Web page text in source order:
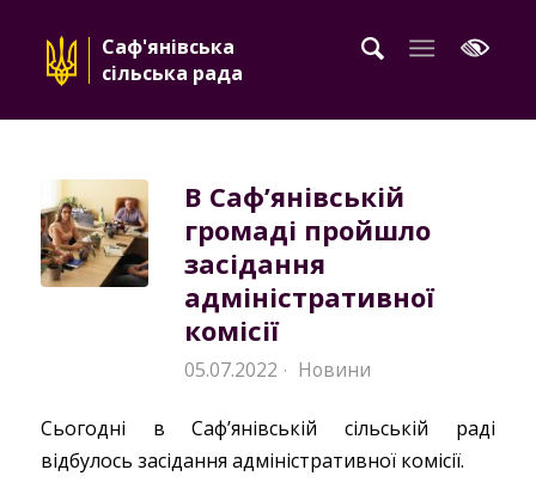
Саф'янівська
сільська рада
В Саф’янівській
громаді пройшло
засідання
адміністративної
комісії
05.07.2022 · Новини
Сьогодні в Саф’янівській сільській раді
відбулось засідання адміністративної комісії.